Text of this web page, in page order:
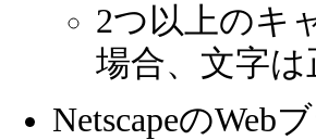
2つ以上のキ
場合、文字
NetscapeのWeb